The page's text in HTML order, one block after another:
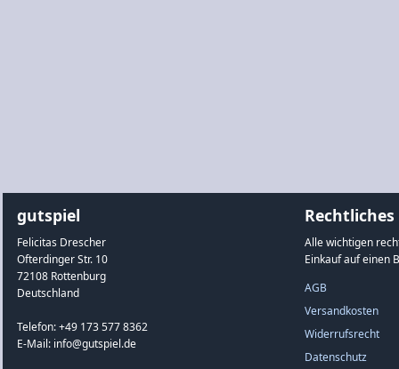
gutspiel
Felicitas Drescher
Ofterdinger Str. 10
72108 Rottenburg
Deutschland
Telefon: +49 173 577 8362
E-Mail: info@gutspiel.de
Rechtliches
Alle wichtigen
Einkauf auf einen
AGB
Versandkosten
Widerrufsrecht
Datenschutz